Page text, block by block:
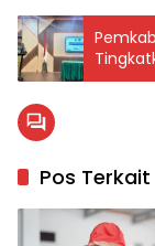
Pos Terkait